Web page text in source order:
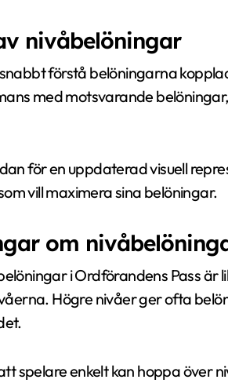
nivåbelöningar
förstå belöningarna
med motsvarande
för en uppdaterad visuell
vill maximera sina belöningar.
om
i Ordförandens Pass är
Högre nivåer ger ofta
spelare enkelt kan hoppa över